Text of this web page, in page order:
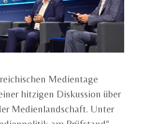
Medientage
hitzigen Diskussion über
Medienlandschaft. Unter